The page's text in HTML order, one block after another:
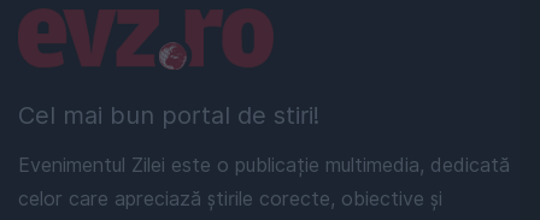
Cel mai bun portal de stiri!
Evenimentul Zilei este o publicație multimedia, dedicată
celor care apreciază știrile corecte, obiective și
Linkuri utile